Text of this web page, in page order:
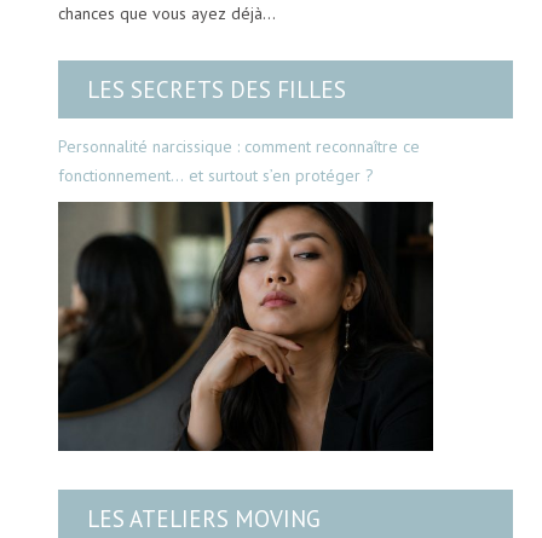
chances que vous ayez déjà…
LES SECRETS DES FILLES
Personnalité narcissique : comment reconnaître ce
fonctionnement… et surtout s’en protéger ?
LES ATELIERS MOVING